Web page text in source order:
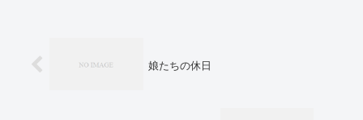
娘たちの休日